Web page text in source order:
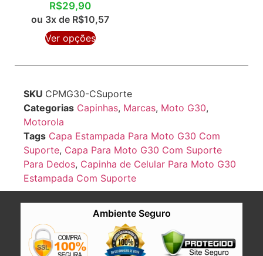
R$29,90
ou 3x de R$10,57
Ver opções
SKU CPMG30-CSuporte
Categorias Capinhas, Marcas, Moto G30,
Motorola
Tags Capa Estampada Para Moto G30 Com
Suporte, Capa Para Moto G30 Com Suporte
Para Dedos, Capinha de Celular Para Moto G30
Estampada Com Suporte
Ambiente Seguro